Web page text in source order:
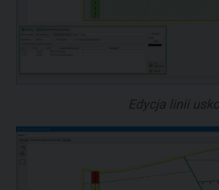
Edycja linii